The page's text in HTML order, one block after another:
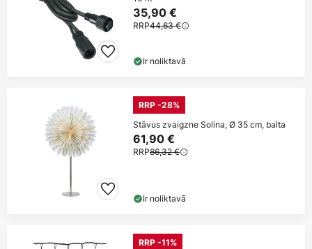
35,90 €
RRP44,63 €
Ir noliktavā
RRP -28%
Stāvus zvaigzne Solina, Ø 35 cm, balta
61,90 €
RRP86,32 €
Ir noliktavā
RRP -11%